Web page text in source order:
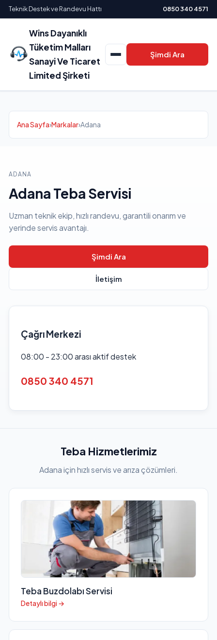
Teknik Destek ve Randevu Hattı 0850 340 4571
Wins Dayanıklı
Tüketim Malları
Sanayi Ve Ticaret
Limited Şirketi
Şimdi Ara
Ana Sayfa›Markalar›Adana
ADANA
Adana Teba Servisi
Uzman teknik ekip, hızlı randevu, garantili onarım ve
yerinde servis avantajı.
Şimdi Ara
İletişim
Çağrı Merkezi
08:00 - 23:00 arası aktif destek
0850 340 4571
Teba Hizmetlerimiz
Adana için hızlı servis ve arıza çözümleri.
Teba Buzdolabı Servisi
Detaylı bilgi →